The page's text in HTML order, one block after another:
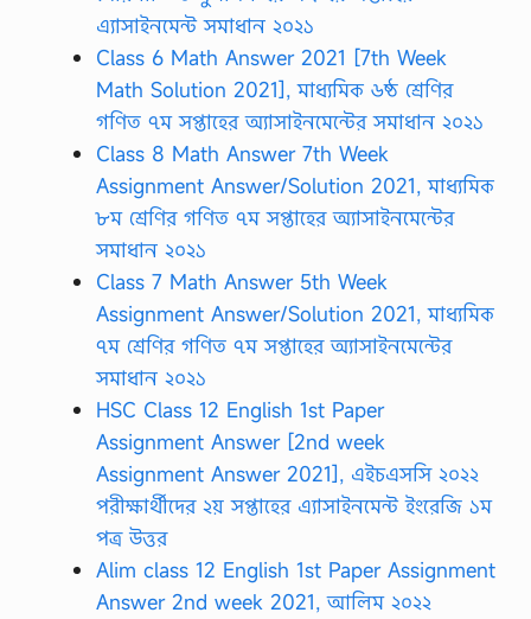
এ্যাসাইনমেন্ট সমাধান ২০২১
Class 6 Math Answer 2021 [7th Week
Math Solution 2021], মাধ্যমিক ৬ষ্ঠ শ্রেণির
গণিত ৭ম সপ্তাহের অ্যাসাইনমেন্টের সমাধান ২০২১
Class 8 Math Answer 7th Week
Assignment Answer/Solution 2021, মাধ্যমিক
৮ম শ্রেণির গণিত ৭ম সপ্তাহের অ্যাসাইনমেন্টের
সমাধান ২০২১
Class 7 Math Answer 5th Week
Assignment Answer/Solution 2021, মাধ্যমিক
৭ম শ্রেণির গণিত ৭ম সপ্তাহের অ্যাসাইনমেন্টের
সমাধান ২০২১
HSC Class 12 English 1st Paper
Assignment Answer [2nd week
Assignment Answer 2021], এইচএসসি ২০২২
পরীক্ষার্থীদের ২য় সপ্তাহের এ্যাসাইনমেন্ট ইংরেজি ১ম
পত্র উত্তর
Alim class 12 English 1st Paper Assignment
Answer 2nd week 2021, আলিম ২০২২